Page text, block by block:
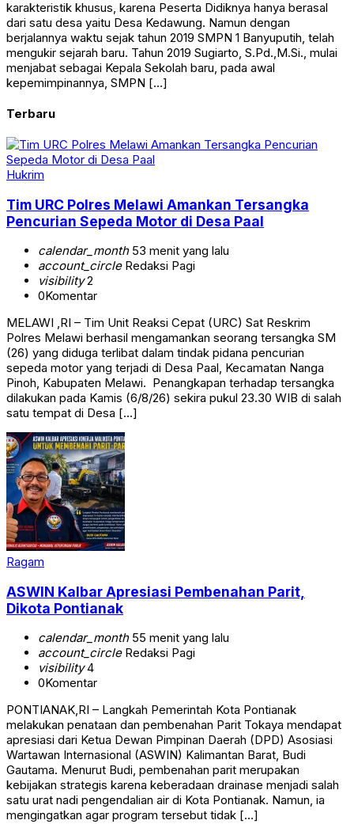
karakteristik khusus, karena Peserta Didiknya hanya berasal
dari satu desa yaitu Desa Kedawung. Namun dengan
berjalannya waktu sejak tahun 2019 SMPN 1 Banyuputih, telah
mengukir sejarah baru. Tahun 2019 Sugiarto, S.Pd.,M.Si., mulai
menjabat sebagai Kepala Sekolah baru, pada awal
kepemimpinannya, SMPN […]
Terbaru
Hukrim
Tim URC Polres Melawi Amankan Tersangka
Pencurian Sepeda Motor di Desa Paal
calendar_month53 menit yang lalu
account_circleRedaksi Pagi
visibility2
0Komentar
‎MELAWI ,RI – Tim Unit Reaksi Cepat (URC) Sat Reskrim
Polres Melawi berhasil mengamankan seorang tersangka SM
(26) yang diduga terlibat dalam tindak pidana pencurian
sepeda motor yang terjadi di Desa Paal, Kecamatan Nanga
Pinoh, Kabupaten Melawi. ‎ ‎Penangkapan terhadap tersangka
dilakukan pada Kamis (6/8/26) sekira pukul 23.30 WIB di salah
satu tempat di Desa […]
Ragam
ASWIN Kalbar Apresiasi Pembenahan Parit,
Dikota Pontianak
calendar_month55 menit yang lalu
account_circleRedaksi Pagi
visibility4
0Komentar
PONTIANAK,RI – Langkah Pemerintah Kota Pontianak
melakukan penataan dan pembenahan Parit Tokaya mendapat
apresiasi dari Ketua Dewan Pimpinan Daerah (DPD) Asosiasi
Wartawan Internasional (ASWIN) Kalimantan Barat, Budi
Gautama. Menurut Budi, pembenahan parit merupakan
kebijakan strategis karena keberadaan drainase menjadi salah
satu urat nadi pengendalian air di Kota Pontianak. Namun, ia
mengingatkan agar program tersebut tidak […]